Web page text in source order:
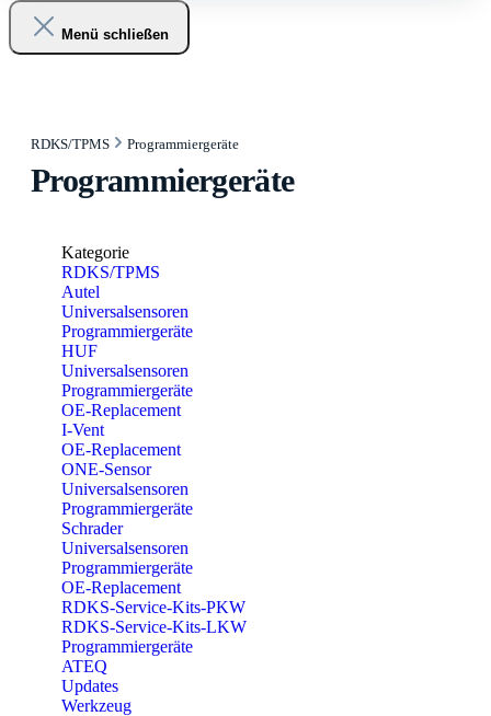
Menü schließen
RDKS/TPMS Programmiergeräte
Programmiergeräte
Kategorie
RDKS/TPMS
Autel
Universalsensoren
Programmiergeräte
HUF
Universalsensoren
Programmiergeräte
OE-Replacement
I-Vent
OE-Replacement
ONE-Sensor
Universalsensoren
Programmiergeräte
Schrader
Universalsensoren
Programmiergeräte
OE-Replacement
RDKS-Service-Kits-PKW
RDKS-Service-Kits-LKW
Programmiergeräte
ATEQ
Updates
Werkzeug